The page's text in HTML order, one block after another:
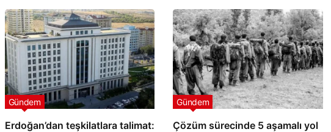
Erdoğan’dan teşkilatlara talimat:
Gündem
Çözüm sürecinde 5 aşamalı yol
Gündem